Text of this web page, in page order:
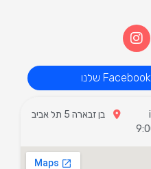
בן זבארה 5 תל אביב